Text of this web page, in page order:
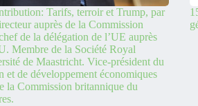
Tarifs, terroir et Trump, par
auprès de la Commission
de la délégation de l’UE auprès
Membre de la Société Royal
de Maastricht. Vice-président du
et de développement économiques
la Commission britannique du